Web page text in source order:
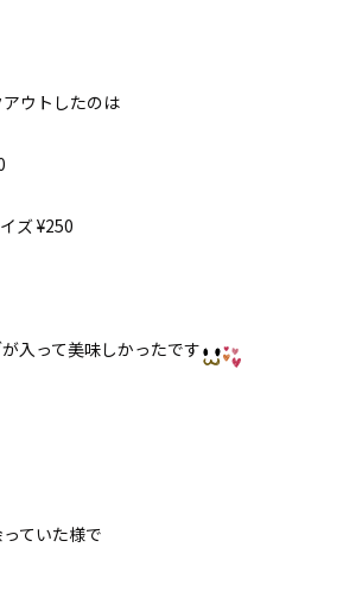
ウトしたのは
ズ ¥250
入って美味しかったです
ていた様で